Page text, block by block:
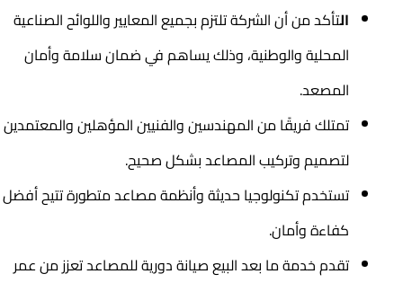
ال تأكد من أن الشركة تلتزم بجميع المعايير واللوائح الصناعية
المحلية والوطنية، وذلك يساهم في ضمان سلامة وأمان
المصعد.
تمتلك فريقًا من المهندسين والفنيين المؤهلين والمعتمدين
لتصميم وتركيب المصاعد بشكل صحيح.
تستخدم تكنولوجيا حديثة وأنظمة مصاعد متطورة تتيح أفضل
كفاءة وأمان.
تقدم خدمة ما بعد البيع صيانة دورية للمصاعد تعزز من عمر